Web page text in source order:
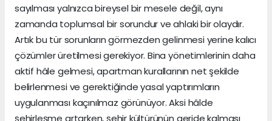
sayılması yalnızca bireysel bir mesele değil, aynı
zamanda toplumsal bir sorundur ve ahlaki bir olaydır.
Artık bu tür sorunların görmezden gelinmesi yerine kalıcı
çözümler üretilmesi gerekiyor. Bina yönetimlerinin daha
aktif hâle gelmesi, apartman kurallarının net şekilde
belirlenmesi ve gerektiğinde yasal yaptırımların
uygulanması kaçınılmaz görünüyor. Aksi hâlde
şehirleşme artarken, şehir kültürünün geride kalması